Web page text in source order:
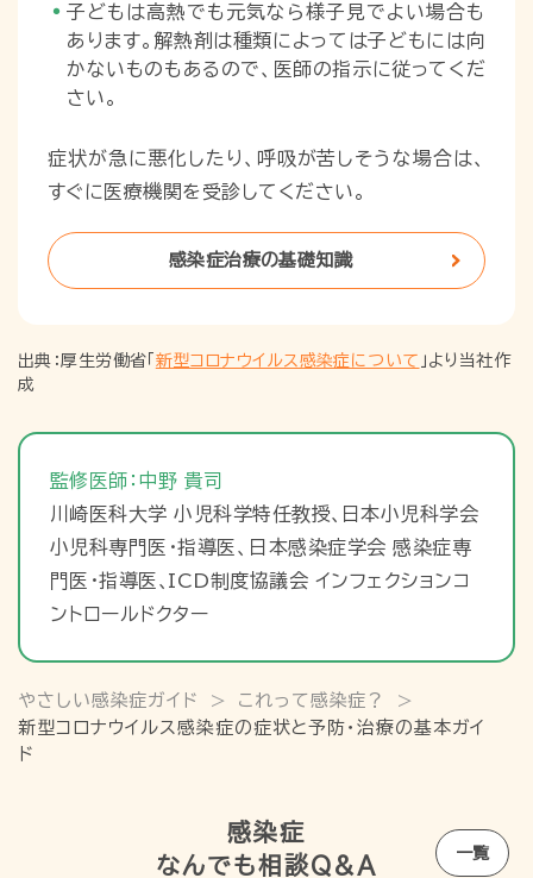
子どもは高熱でも元気なら様子見でよい場合も
あります。解熱剤は種類によっては子どもには向
かないものもあるので、医師の指示に従ってくだ
さい。
症状が急に悪化したり、呼吸が苦しそうな場合は、
すぐに医療機関を受診してください。
感染症治療の基礎知識
出典：厚生労働省「 新型コロナウイルス感染症について 」より当社作
成
監修医師：中野 貴司
川崎医科大学 小児科学特任教授､日本小児科学会
小児科専門医・指導医、日本感染症学会 感染症専
門医・指導医､ICD制度協議会 インフェクションコ
ントロールドクター
感染症
なんでも相談Q&A
一覧